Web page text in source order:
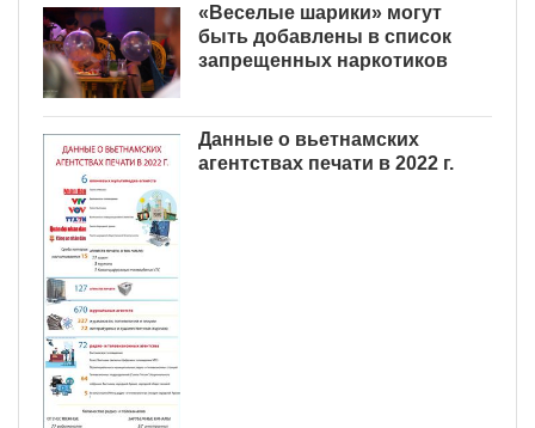
«Веселые шарики» могут
быть добавлены в список
запрещенных наркотиков
Данные о вьетнамских
агентствах печати в 2022 г.